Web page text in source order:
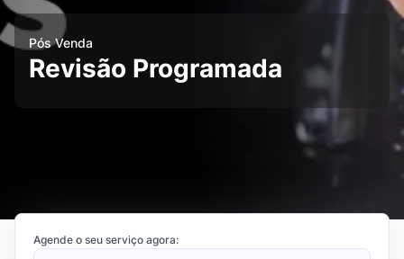
Pós Venda
Revisão Programada
Agende o seu serviço agora: